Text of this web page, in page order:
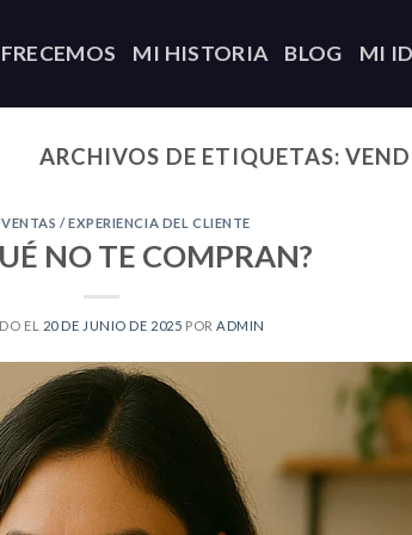
MI HISTORIA BLOG MI
ARCHIVOS DE ETIQUETAS:
VENTAS / EXPERIENCIA DEL CLIENTE
NO TE COMPRAN?
EL 20 DE JUNIO DE 2025 PORADMIN